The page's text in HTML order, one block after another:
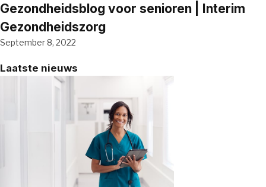
Gezondheidsblog voor senioren | Interim
Gezondheidszorg
September 8, 2022
Laatste nieuws